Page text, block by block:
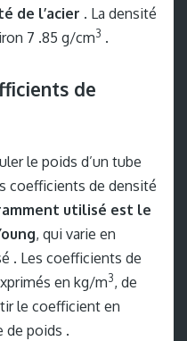
de l’acier . La densité
7 .85 g/cm3 .
de
le poids d’un tube
coefficients de densité
utilisé est le
, qui varie en
. Les coefficients de
en kg/m3, de
le coefficient en
de poids .